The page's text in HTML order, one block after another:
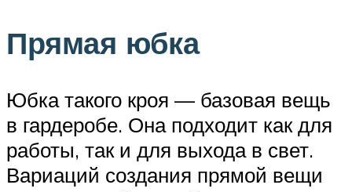
Прямая юбка
Юбка такого кроя — базовая вещь
в гардеробе. Она подходит как для
работы, так и для выхода в свет.
Вариаций создания прямой вещи